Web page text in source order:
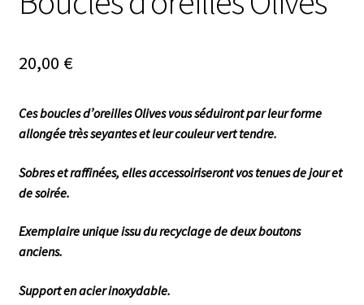
20,00 €
Ces boucles d’oreilles Olives vous séduiront par leur forme
allongée très seyantes et leur couleur vert tendre.
Sobres et raffinées, elles accessoiriseront vos tenues de jour et
de soirée.
Exemplaire unique issu du recyclage de deux boutons
anciens.
Support en acier inoxydable.